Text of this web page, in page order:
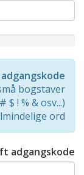
Rating:
bogstaver
! % & osv...)
ord
adgangskode